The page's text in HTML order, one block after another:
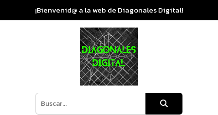
¡Bienvenid@ a la web de Diagonales Digital!